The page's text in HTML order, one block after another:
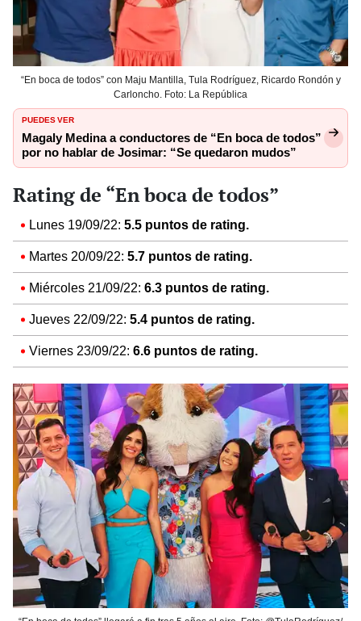
“En boca de todos” con Maju Mantilla, Tula Rodríguez, Ricardo Rondón y
Carloncho. Foto: La República
PUEDES VER
Magaly Medina a conductores de “En boca de todos”
por no hablar de Josimar: “Se quedaron mudos”
Rating de “En boca de todos”
Lunes 19/09/22: 5.5 puntos de rating.
Martes 20/09/22: 5.7 puntos de rating.
Miércoles 21/09/22: 6.3 puntos de rating.
Jueves 22/09/22: 5.4 puntos de rating.
Viernes 23/09/22: 6.6 puntos de rating.